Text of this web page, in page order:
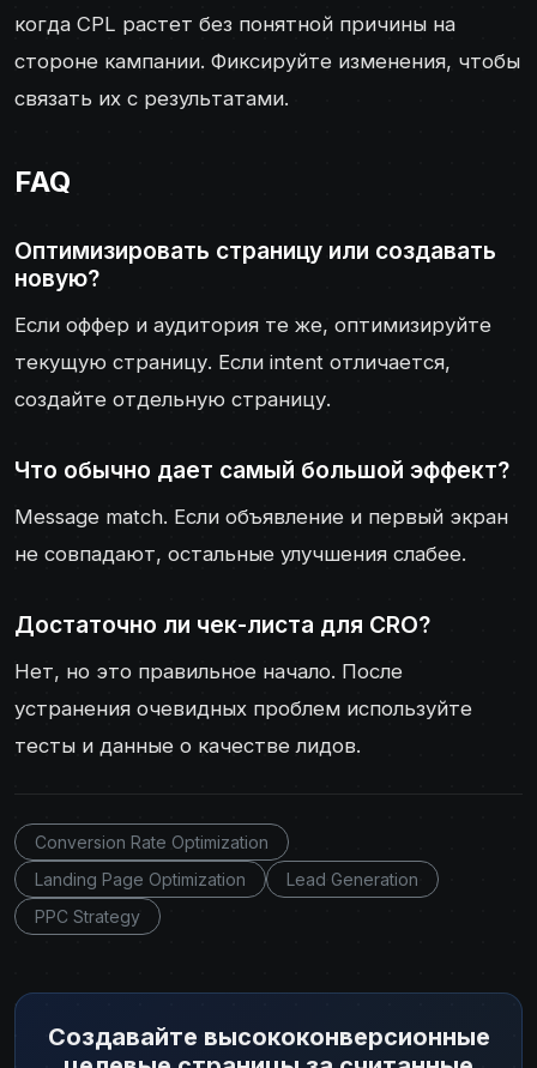
когда CPL растет без понятной причины на
стороне кампании. Фиксируйте изменения, чтобы
связать их с результатами.
FAQ
Оптимизировать страницу или создавать
новую?
Если оффер и аудитория те же, оптимизируйте
текущую страницу. Если intent отличается,
создайте отдельную страницу.
Что обычно дает самый большой эффект?
Message match. Если объявление и первый экран
не совпадают, остальные улучшения слабее.
Достаточно ли чек-листа для CRO?
Нет, но это правильное начало. После
устранения очевидных проблем используйте
тесты и данные о качестве лидов.
Conversion Rate Optimization
Landing Page Optimization
Lead Generation
PPC Strategy
Создавайте высококонверсионные